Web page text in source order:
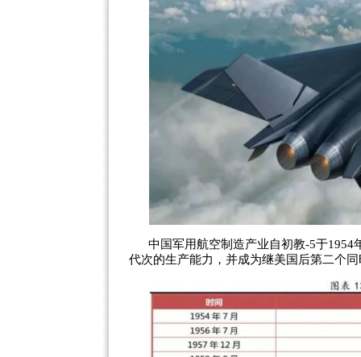
中国军用航空制造产业自初教-5于
代次的生产能力，并成为继美国后第二个